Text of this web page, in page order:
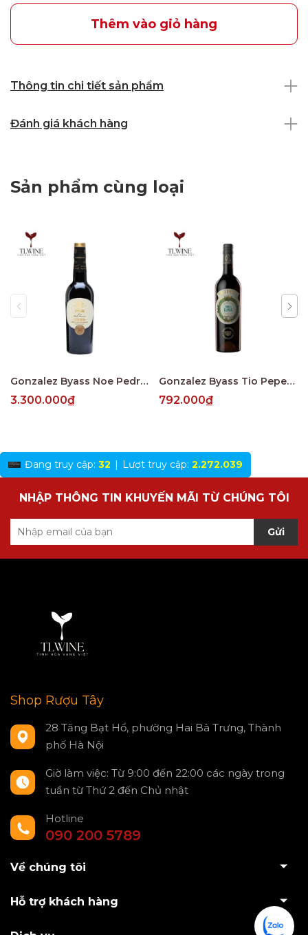
Thêm vào giỏ hàng
Thông tin chi tiết sản phẩm
Đánh giá khách hàng
Sản phẩm cùng loại
Gonzalez Byass Noe Pedro Ximenez Muy Viejo V.O.R.S
3.300.000₫
Gonzalez Byass Tio Pepe Fino En Rama 4 Years
792.000₫
Đang truy cập: 32 | Lượt truy cập: 2.272.039
NHẬP THÔNG TIN KHUYẾN MÃI TỪ CHÚNG TÔI
Gửi
Shop Rượu Tây
28 Tăng Bạt Hổ, phường Hai Bà Trưng, Thành
phố Hà Nội
Giờ làm việc: Từ 9:00 đến 22:00 các ngày trong
tuần từ Thứ 2 đến Chủ nhật
Hotline
090 200 5789
Về chúng tôi
Hỗ trợ khách hàng